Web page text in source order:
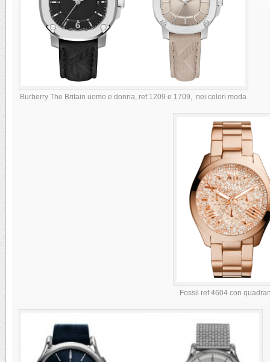
Burberry The Britain uomo e donna, ref.1209 e 1709, nei colori moda
Fossil ref.4604 con